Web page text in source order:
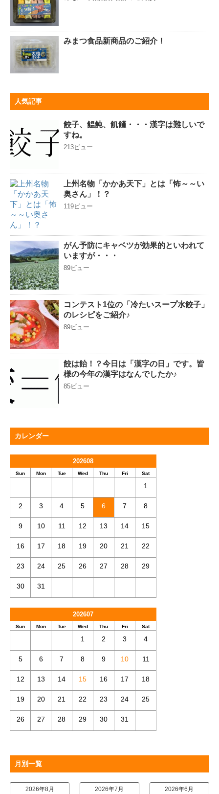
みまつ食品新商品のご紹介！
人気記事
餃子、饂飩、飢饉・・・漢字は難しいで
すね。
213ビュー
上州名物「かかあ天下」とは「怖～～い
奥さん」！？
119ビュー
がん予防にキャベツが効果的といわれて
いますが・・・
89ビュー
コンテスト1位の「冷たいスープ水餃子」
のレシピをご紹介♪
89ビュー
餃は飴！？今日は「漢字の日」です。皆
様の今年の漢字はなんでしたか♪
85ビュー
カレンダー
202608
Sun Mon Tue Wed Thu Fri Sat
1
2 3 4 5 6 7 8
9 10 11 12 13 14 15
16 17 18 19 20 21 22
23 24 25 26 27 28 29
30 31
202607
Sun Mon Tue Wed Thu Fri Sat
1 2 3 4
5 6 7 8 9 10 11
12 13 14 15 16 17 18
19 20 21 22 23 24 25
26 27 28 29 30 31
月別一覧
2026年8月 2026年7月 2026年6月